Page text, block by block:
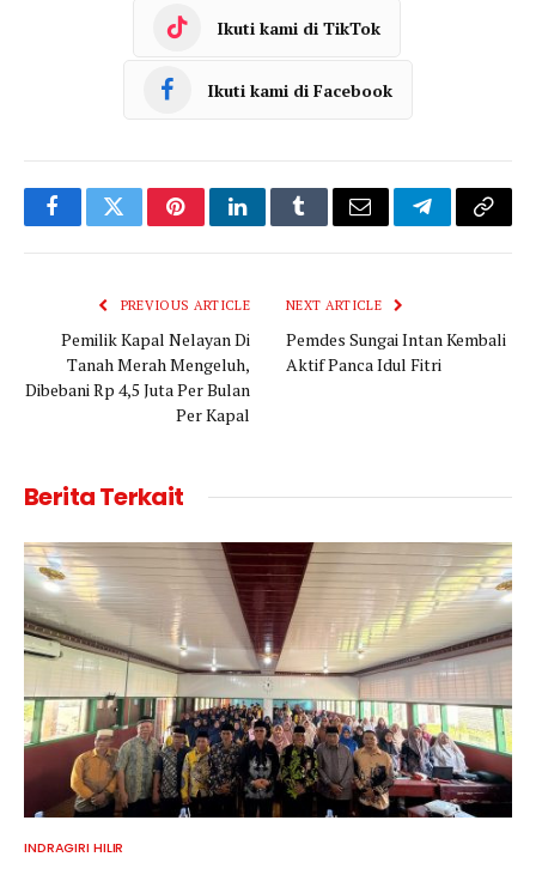
Ikuti kami di TikTok
Ikuti kami di Facebook
FacebookTwitterPinterestLinkedInTumblrEmail TelegramCopy
PREVIOUS ARTICLE
Pemilik Kapal Nelayan Di
Tanah Merah Mengeluh,
Dibebani Rp 4,5 Juta Per Bulan
Per Kapal
NEXT ARTICLE
Pemdes Sungai Intan Kembali
Aktif Panca Idul Fitri
Berita Terkait
INDRAGIRI HILIR